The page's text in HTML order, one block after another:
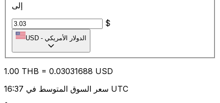
إلى
$
USD - الدولار الأمريكي
1.00 THB = 0.03031688 USD
سعر السوق المتوسط في 16:37 UTC